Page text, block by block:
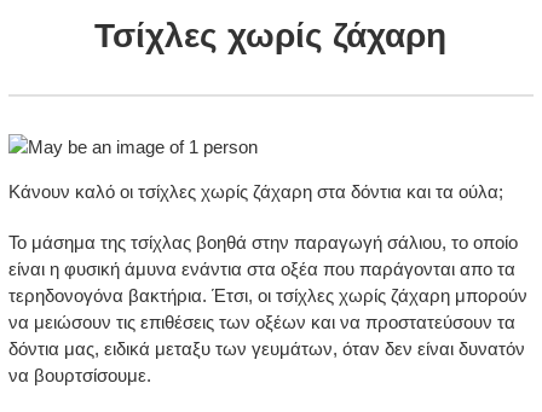
Τσίχλες χωρίς ζάχαρη
Κάνουν καλό οι τσίχλες χωρίς ζάχαρη στα δόντια και τα ούλα;
Το μάσημα της τσίχλας βοηθά στην παραγωγή σάλιου, το οποίο
είναι η φυσική άμυνα ενάντια στα οξέα που παράγονται απο τα
τερηδονογόνα βακτήρια. Έτσι, οι τσίχλες χωρίς ζάχαρη μπορούν
να μειώσουν τις επιθέσεις των οξέων και να προστατεύσουν τα
δόντια μας, ειδικά μεταξυ των γευμάτων, όταν δεν είναι δυνατόν
να βουρτσίσουμε.